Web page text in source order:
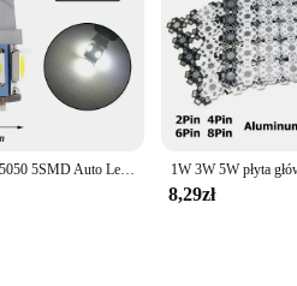
10Pcs T10 5050 5SMD Auto Led Lamp Interior 168 194 LED DC 12V Żarówki tablicy rejestracyjnej Światła obrysowe Biały Niebieski Czerwony KOB Kierunkowskaz
8,29zł